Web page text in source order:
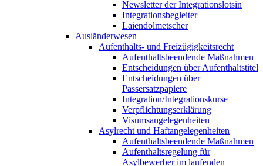
Newsletter der Integrationslotsin
Integrationsbegleiter
Laiendolmetscher
Ausländerwesen
Aufenthalts- und Freizügigkeitsrecht
Aufenthaltsbeendende Maßnahmen
Entscheidungen über Aufenthaltstitel
Entscheidungen über
Passersatzpapiere
Integration/Integrationskurse
Verpflichtungserklärung
Visumsangelegenheiten
Asylrecht und Haftangelegenheiten
Aufenthaltsbeendende Maßnahmen
Aufenthaltsregelung für
Asylbewerber im laufenden